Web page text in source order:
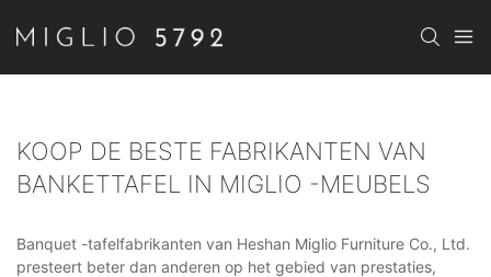
KOOP DE BESTE FABRIKANTEN VAN
BANKETTAFEL IN MIGLIO -MEUBELS
Banquet -tafelfabrikanten van Heshan Miglio Furniture Co., Ltd.
presteert beter dan anderen op het gebied van prestaties,